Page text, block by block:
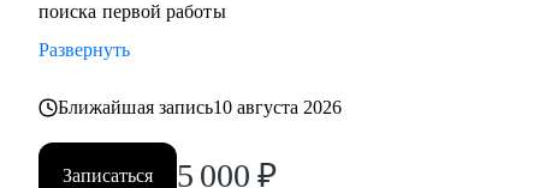
поиска первой работы
Развернуть
Ближайшая запись10 августа 2026
Записаться 5 000 ₽